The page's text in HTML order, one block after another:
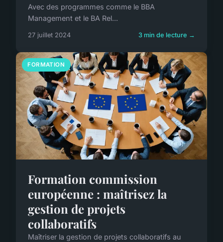
Avec des programmes comme le BBA
Management et le BA Rel...
27 juillet 2024 3 min de lecture →
FORMATION
Formation commission
européenne : maîtrisez la
gestion de projets
collaboratifs
Maîtriser la gestion de projets collaboratifs au